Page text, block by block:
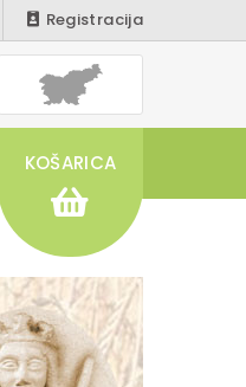
Registracija
KOŠARICA